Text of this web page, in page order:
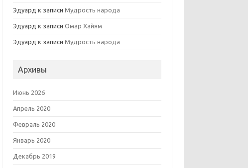
Эдуард к записиМудрость народа
Эдуард к записиОмар Хайям
Эдуард к записиМудрость народа
Архивы
Июнь 2026
Апрель 2020
Февраль 2020
Январь 2020
Декабрь 2019